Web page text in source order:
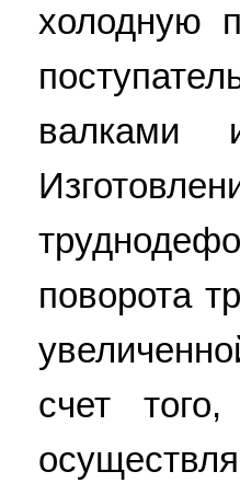
холодную
валками
поворота
счет